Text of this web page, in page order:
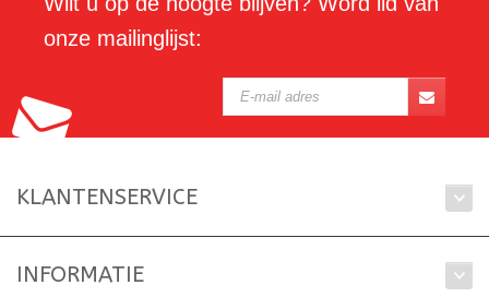
onze mailinglijst:
KLANTENSERVICE
INFORMATIE